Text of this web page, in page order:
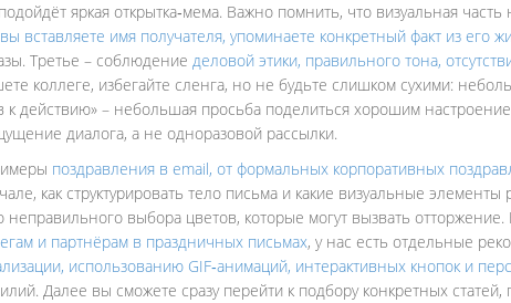
яркая открытка‑мема. Важно помнить, что визуальная
вы вставляете имя получателя, упоминаете конкретный факт из
Третье – соблюдение деловой этики, правильного тона,
коллеге, избегайте сленга, но не будьте слишком сухими:
действию» – небольшая просьба поделиться хорошим
диалога, а не одноразовой рассылки.
поздравления в email, от формальных корпоративных
как структурировать тело письма и какие визуальные
выбора цветов, которые могут вызвать
и партнёрам в праздничных письмах, у нас есть отдельные
, использованию GIF‑анимаций, интерактивных кнопок и
Далее вы сможете сразу перейти к подбору конкретных